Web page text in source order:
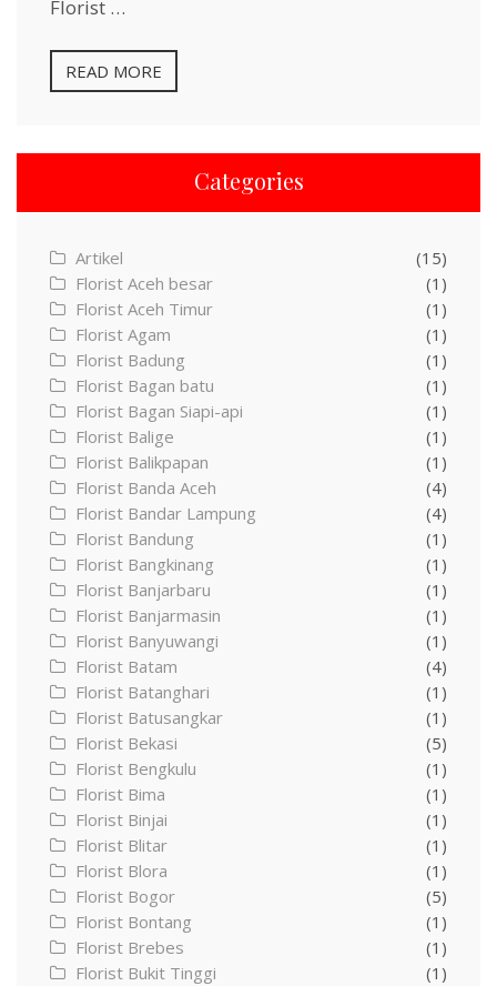
Florist …
READ MORE
Categories
Artikel
(15)
Florist Aceh besar
(1)
Florist Aceh Timur
(1)
Florist Agam
(1)
Florist Badung
(1)
Florist Bagan batu
(1)
Florist Bagan Siapi-api
(1)
Florist Balige
(1)
Florist Balikpapan
(1)
Florist Banda Aceh
(4)
Florist Bandar Lampung
(4)
Florist Bandung
(1)
Florist Bangkinang
(1)
Florist Banjarbaru
(1)
Florist Banjarmasin
(1)
Florist Banyuwangi
(1)
Florist Batam
(4)
Florist Batanghari
(1)
Florist Batusangkar
(1)
Florist Bekasi
(5)
Florist Bengkulu
(1)
Florist Bima
(1)
Florist Binjai
(1)
Florist Blitar
(1)
Florist Blora
(1)
Florist Bogor
(5)
Florist Bontang
(1)
Florist Brebes
(1)
Florist Bukit Tinggi
(1)